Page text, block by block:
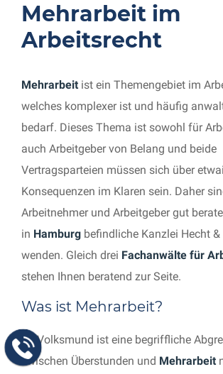
Mehrarbeit im
Arbeitsrecht
Mehrarbeit ist ein Themengebiet im
welches komplexer ist und häufig
bedarf. Dieses Thema ist sowohl für
auch Arbeitgeber von Belang und beide
Vertragsparteien müssen sich über
Konsequenzen im Klaren sein. Daher
Arbeitnehmer und Arbeitgeber gut
in Hamburg befindliche Kanzlei Hecht
wenden. Gleich drei Fachanwälte für
stehen Ihnen beratend zur Seite.
Was ist Mehrarbeit?
Im Volksmund ist eine begriffliche
zwischen Überstunden und Mehrarbeit